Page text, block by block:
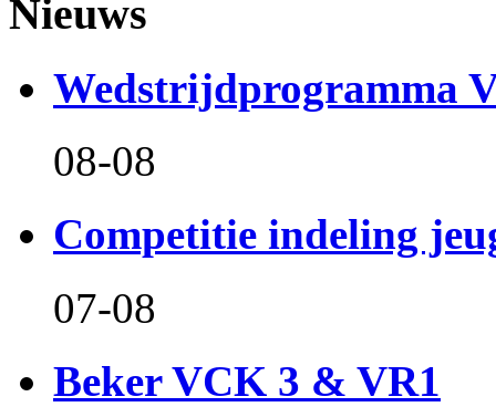
Nieuws
Wedstrijdprogramma
08-08
Competitie indeling
07-08
Beker VCK 3 & VR1